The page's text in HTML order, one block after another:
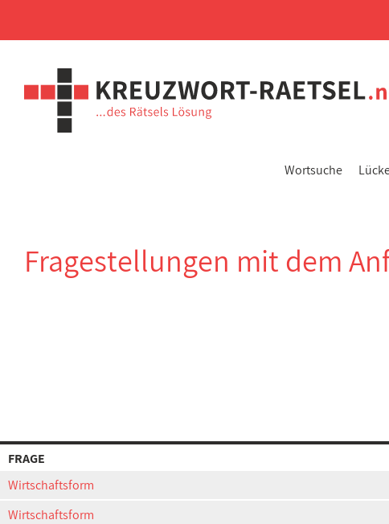
Wortsuche
Fragestellungen mit dem
FRAGE
Wirtschaftsform
Wirtschaftsform